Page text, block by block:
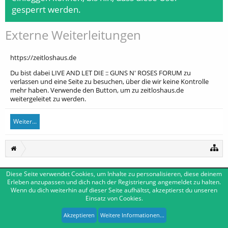
gesperrt werden.
Externe Weiterleitungen
https://zeitloshaus.de
Du bist dabei LIVE AND LET DIE :: GUNS N' ROSES FORUM zu
verlassen und eine Seite zu besuchen, über die wir keine Kontrolle
mehr haben. Verwende den Button, um zu zeitloshaus.de
weitergeleitet zu werden.
Weiter...
Deutsch [Du] Kontakt
Impressum Nutzungsbedingungen
Datenschutzerklärung
Forum software by XenForo™ |Media embeds by s9e
XenForo style by Pixel Exit
Diese Seite verwendet Cookies, um Inhalte zu personalisieren, diese deinem
Erleben anzupassen und dich nach der Registrierung angemeldet zu halten.
Wenn du dich weiterhin auf dieser Seite aufhältst, akzeptierst du unseren
Einsatz von Cookies.
Akzeptieren Weitere Informationen...